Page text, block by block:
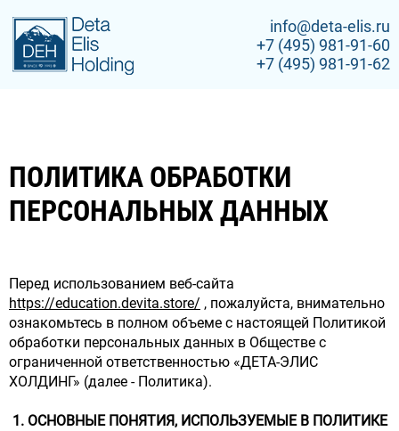
info@deta-elis.ru
+7 (495) 981-91-60
+7 (495) 981-91-62
ПОЛИТИКА ОБРАБОТКИ
ПЕРСОНАЛЬНЫХ ДАННЫХ
Перед использованием веб-сайта
https://education.devita.store/ , пожалуйста, внимательно
ознакомьтесь в полном объеме с настоящей Политикой
обработки персональных данных в Обществе с
ограниченной ответственностью «ДЕТА-ЭЛИС
ХОЛДИНГ» (далее - Политика).
1. ОСНОВНЫЕ ПОНЯТИЯ, ИСПОЛЬЗУЕМЫЕ В ПОЛИТИКЕ